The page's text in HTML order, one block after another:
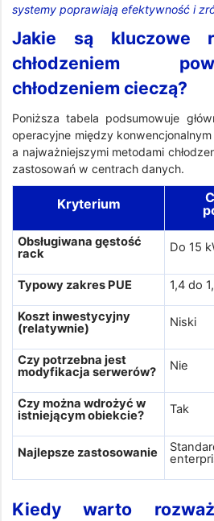
systemy poprawiają efektywność i
Jakie są kluczowe
chłodzeniem
chłodzeniem cieczą?
Poniższa tabela podsumowuje
operacyjne między
a najważniejszymi metodami
zastosowań w centrach danych.
Kryterium
Obsługiwana gęstość
rack
Do 15
Typowy zakres PUE 1,4 do
Koszt inwestycyjny
(relatywnie)
Niski
Czy potrzebna jest
modyfikacja serwerów?
Nie
Czy można wdrożyć w
istniejącym obiekcie?
Tak
Najlepsze zastosowanie
Kiedy warto